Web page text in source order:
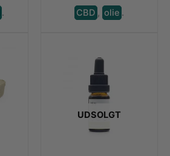
. CBD , olie .
UDSOLGT